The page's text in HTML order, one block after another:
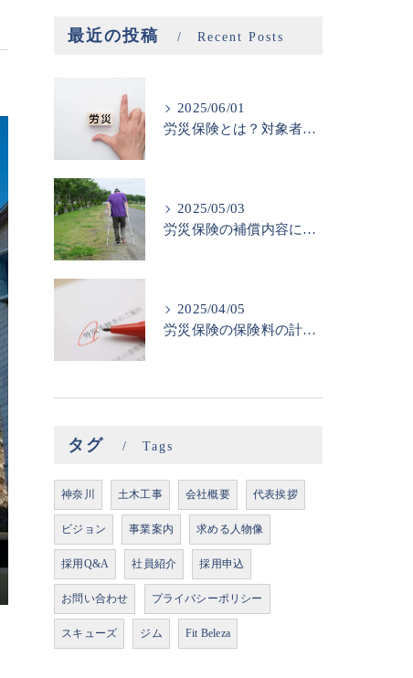
最近の投稿 Recent Posts
2025/06/01
労災保険とは？対象者と申請方法
2025/05/03
労災保険の補償内容について
2025/04/05
労災保険の保険料の計算方法と注意点
タグ Tags
神奈川 土木工事 会社概要 代表挨拶
ビジョン 事業案内 求める人物像
採用Q&A 社員紹介 採用申込
お問い合わせ プライバシーポリシー
スキューズ ジム Fit Beleza